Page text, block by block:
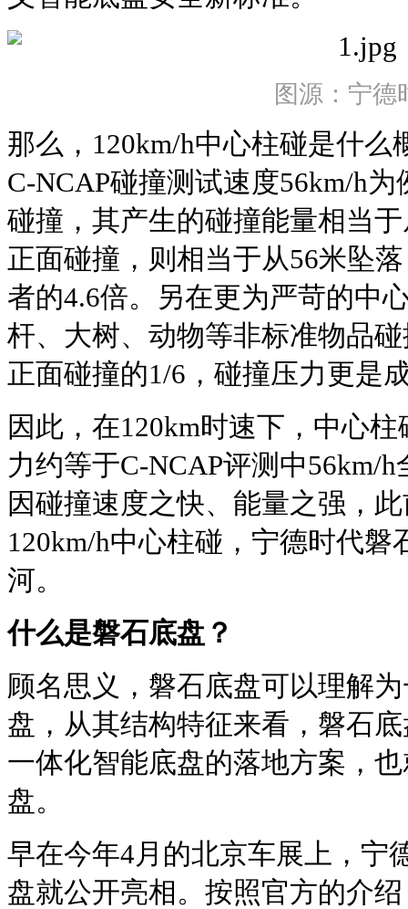
图源：宁德
那么，120km/h中心柱碰是什
C-NCAP碰撞测试速度56km/h
碰撞，其产生的碰撞能量相当
正面碰撞，则相当于从56米坠
者的4.6倍。另在更为严苛的中
杆、大树、动物等非标准物品
正面碰撞的1/6，碰撞压力更是
因此，在120km时速下，中心
力约等于C-NCAP评测中56km/
因碰撞速度之快、能量之强，
120km/h中心柱碰，宁德时代
河。
什么是磐石底盘？
顾名思义，磐石底盘可以理解
盘，从其结构特征来看，磐石
一体化智能底盘的落地方案，
盘。
早在今年4月的北京车展上，宁
盘就公开亮相。按照官方的介